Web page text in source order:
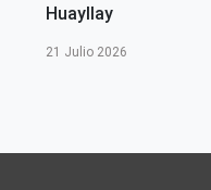
Huayllay
21 Julio 2026